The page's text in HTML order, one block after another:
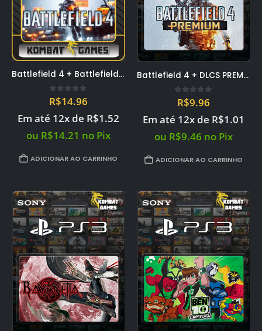
Battlefield 4 + Battlefield Hardline – PS3 midia digital
0 out of 5
R$14.96
Em até 12x de R$1.52
ou R$14.21 no Pix
ADICIONAR AO CARRINHO
Battlefield 4 + DLCS PREMIUM EDITION – PS3 midia digital PSN
0out of 5
R$9.96
Em até 12x de R$1.01
ou R$9.46 no Pix
ADICIONAR AO CARRINHO